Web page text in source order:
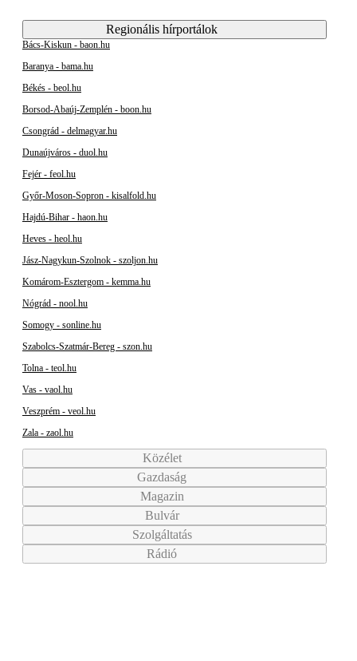
Regionális hírportálok
Bács-Kiskun - baon.hu
Baranya - bama.hu
Békés - beol.hu
Borsod-Abaúj-Zemplén - boon.hu
Csongrád - delmagyar.hu
Dunaújváros - duol.hu
Fejér - feol.hu
Győr-Moson-Sopron - kisalfold.hu
Hajdú-Bihar - haon.hu
Heves - heol.hu
Jász-Nagykun-Szolnok - szoljon.hu
Komárom-Esztergom - kemma.hu
Nógrád - nool.hu
Somogy - sonline.hu
Szabolcs-Szatmár-Bereg - szon.hu
Tolna - teol.hu
Vas - vaol.hu
Veszprém - veol.hu
Zala - zaol.hu
Közélet
Gazdaság
Magazin
Bulvár
Szolgáltatás
Rádió